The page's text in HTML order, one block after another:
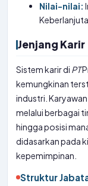
Nilai-nilai:
Jenjang Karir
Sistem karir di PT
kemungkinan
industri.
melalui berbagai
hingga posisi
didasarkan pada
kepemimpinan.
Struktur